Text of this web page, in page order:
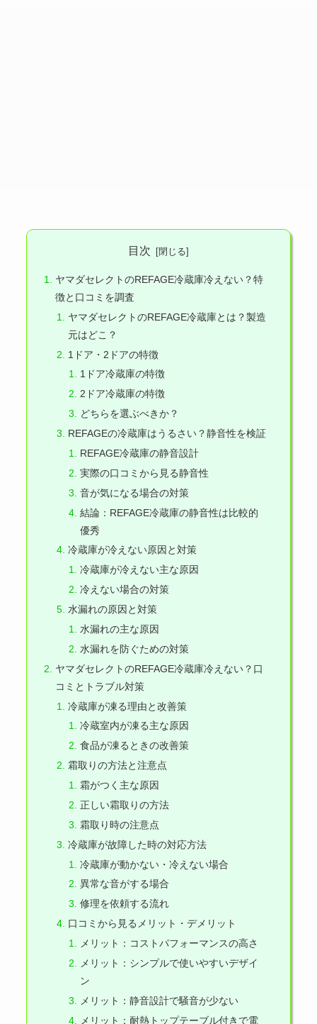
目次
ヤマダセレクトのREFAGE冷蔵庫冷えない？特
徴と口コミを調査
ヤマダセレクトのREFAGE冷蔵庫とは？製造
元はどこ？
1ドア・2ドアの特徴
1ドア冷蔵庫の特徴
2ドア冷蔵庫の特徴
どちらを選ぶべきか？
REFAGEの冷蔵庫はうるさい？静音性を検証
REFAGE冷蔵庫の静音設計
実際の口コミから見る静音性
音が気になる場合の対策
結論：REFAGE冷蔵庫の静音性は比較的
優秀
冷蔵庫が冷えない原因と対策
冷蔵庫が冷えない主な原因
冷えない場合の対策
水漏れの原因と対策
水漏れの主な原因
水漏れを防ぐための対策
ヤマダセレクトのREFAGE冷蔵庫冷えない？口
コミとトラブル対策
冷蔵庫が凍る理由と改善策
冷蔵室内が凍る主な原因
食品が凍るときの改善策
霜取りの方法と注意点
霜がつく主な原因
正しい霜取りの方法
霜取り時の注意点
冷蔵庫が故障した時の対応方法
冷蔵庫が動かない・冷えない場合
異常な音がする場合
修理を依頼する流れ
口コミから見るメリット・デメリット
メリット：コストパフォーマンスの高さ
メリット：シンプルで使いやすいデザイ
ン
メリット：静音設計で騒音が少ない
メリット：耐熱トップテーブル付きで電